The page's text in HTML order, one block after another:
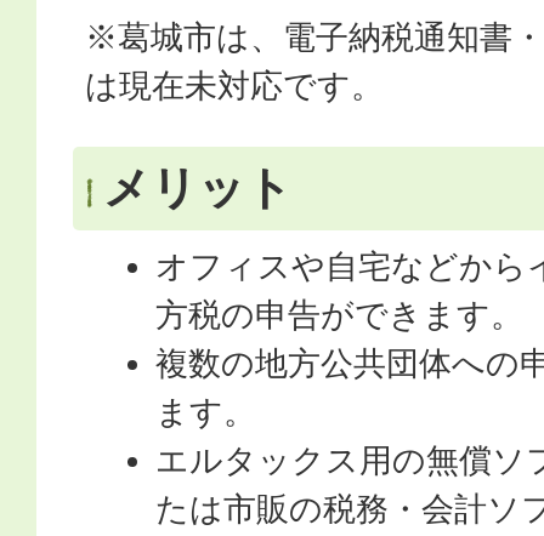
※葛城市は、電子納税通知書
は現在未対応です。
メリット
オフィスや自宅などから
方税の申告ができます。
複数の地方公共団体への
ます。
エルタックス用の無償ソ
たは市販の税務・会計ソ